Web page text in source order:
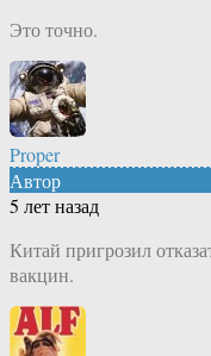
Это точно.
Proper
Автор
5 лет назад
Китай пригрозил
вакцин.